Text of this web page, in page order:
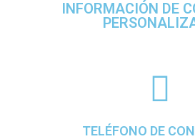
INFORMACIÓN DE
TELÉFONO DE